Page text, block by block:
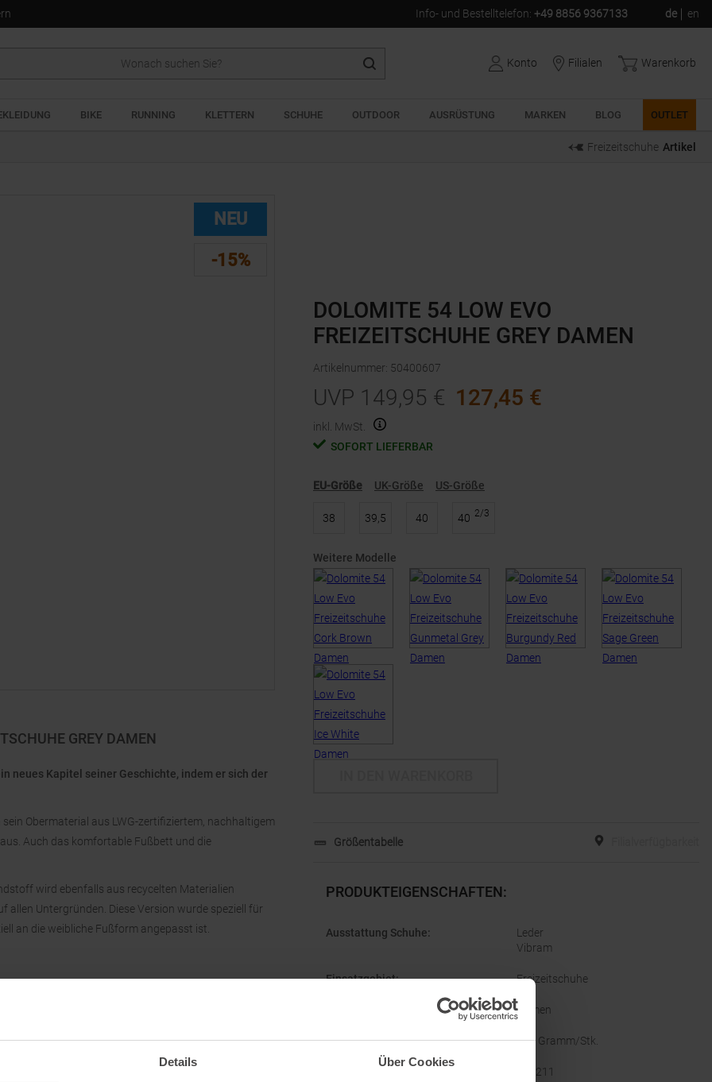
Details Über Cookies
Info- und Bestelltelefon: +49 8856 9367133 de en
Konto Filialen Warenkorb
BIKE RUNNING KLETTERN SCHUHE OUTDOOR AUSRÜSTUNG MARKEN BLOG OUTLET
Freizeitschuhe Artikel
NEU
-15%
GREY DAMEN
neues Kapitel seiner Geschichte, indem er sich der
Obermaterial aus LWG-zertifiziertem, nachhaltigem
Auch das komfortable Fußbett und die
wird ebenfalls aus recycelten Materialien
Untergründen. Diese Version wurde speziell für
an die weibliche Fußform angepasst ist.
DOLOMITE 54 LOW EVO
FREIZEITSCHUHE GREY DAMEN
Artikelnummer: 50400607
UVP 149,95 € 127,45 €
inkl. MwSt.
SOFORT LIEFERBAR
EU-Größe UK-Größe US-Größe
38 39,5 40 40 2/3
Weitere Modelle
Größentabelle
PRODUKTEIGENSCHAFTEN:
Ausstattung Schuhe:
Leder
Vibram
Einsatzgebiet: Freizeitschuhe
Damen
Gewicht: 375 Gramm/Stk.
289211